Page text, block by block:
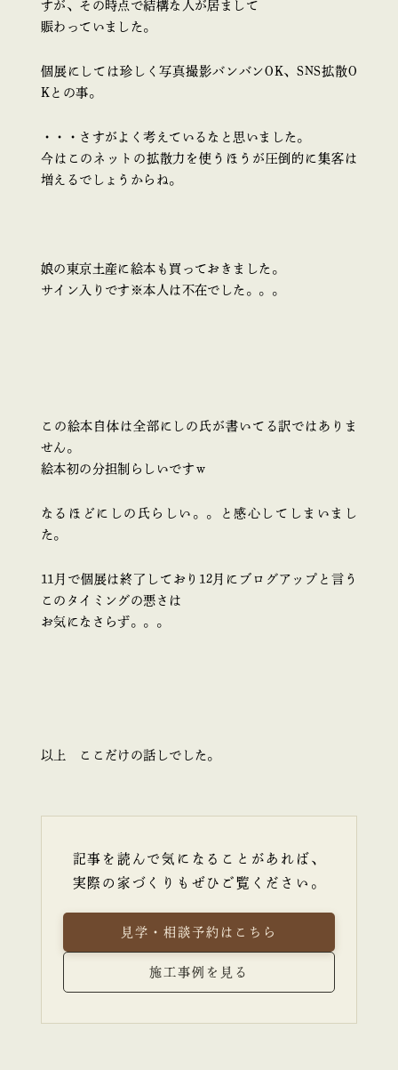
すが、その時点で結構な人が居まして
賑わっていました。
個展にしては珍しく写真撮影バンバンOK、SNS拡散O
Kとの事。
・・・さすがよく考えているなと思いました。
今はこのネットの拡散力を使うほうが圧倒的に集客は
増えるでしょうからね。
娘の東京土産に絵本も買っておきました。
サイン入りです※本人は不在でした。。。
この絵本自体は全部にしの氏が書いてる訳ではありま
せん。
絵本初の分担制らしいですｗ
なるほどにしの氏らしい。。と感心してしまいまし
た。
11月で個展は終了しており12月にブログアップと言う
このタイミングの悪さは
お気になさらず。。。
以上 ここだけの話しでした。
記事を読んで気になることがあれば、
実際の家づくりもぜひご覧ください。
見学・相談予約はこちら
施工事例を見る